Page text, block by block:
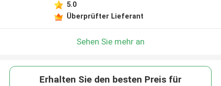
5.0
Überprüfter Lieferant
Sehen Sie mehr an
Erhalten Sie den besten Preis für